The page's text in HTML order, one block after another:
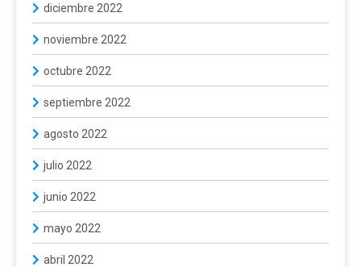
diciembre 2022
noviembre 2022
octubre 2022
septiembre 2022
agosto 2022
julio 2022
junio 2022
mayo 2022
abril 2022